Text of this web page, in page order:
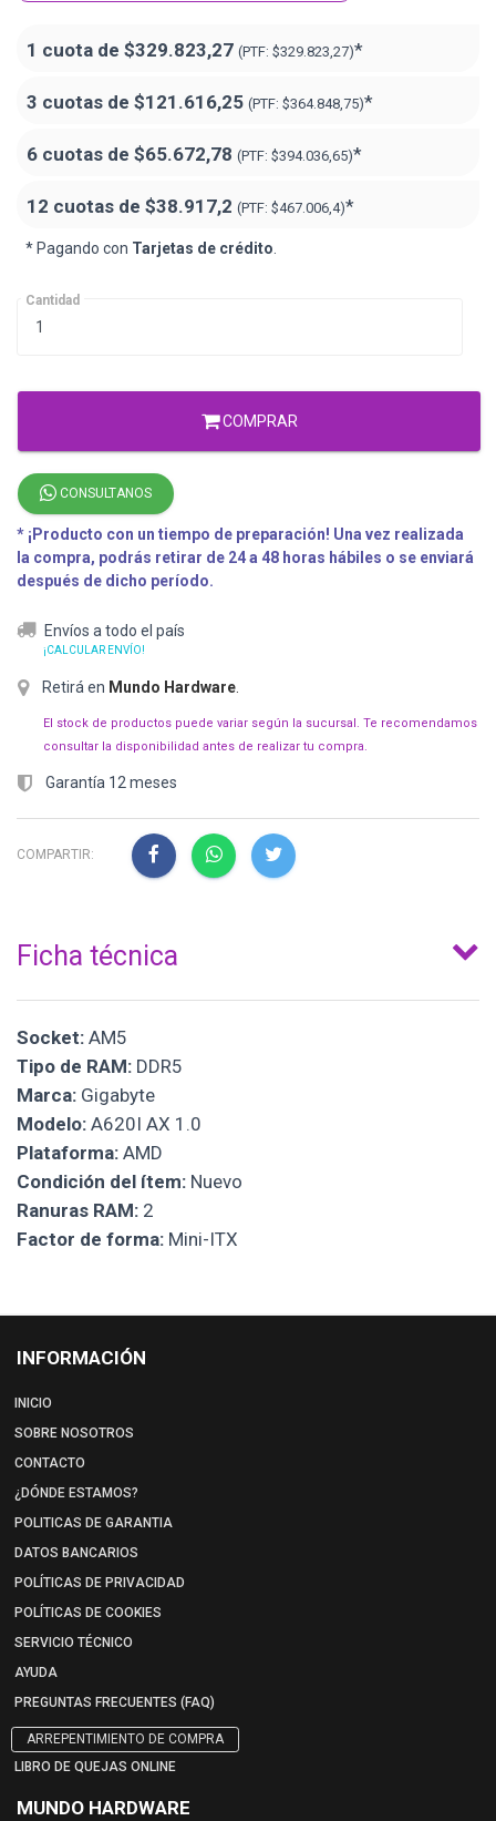
1 cuota de $329.823,27 (PTF: $329.823,27)*
3 cuotas de $121.616,25 (PTF: $364.848,75)*
6 cuotas de $65.672,78 (PTF: $394.036,65)*
12 cuotas de $38.917,2 (PTF: $467.006,4)*
* Pagando con Tarjetas de crédito
Cantidad
COMPRAR
CONSULTANOS
* ¡Producto con un tiempo de preparación! Una vez realizada
la compra, podrás retirar de 24 a 48 horas hábiles o se enviará
después de dicho período.
Envíos a todo el país
¡CALCULAR ENVÍO!
Retirá en Mundo Hardware
El stock de productos puede variar según la sucursal. Te recomendamos
consultar la disponibilidad antes de realizar tu compra.
Garantía 12 meses
COMPARTIR:
Ficha técnica
Socket: AM5
Tipo de RAM: DDR5
Marca: Gigabyte
Modelo: A620I AX 1.0
Plataforma: AMD
Condición del ítem: Nuevo
Ranuras RAM: 2
Factor de forma: Mini-ITX
INFORMACIÓN
INICIO
SOBRE NOSOTROS
CONTACTO
¿DÓNDE ESTAMOS?
POLITICAS DE GARANTIA
DATOS BANCARIOS
POLÍTICAS DE PRIVACIDAD
POLÍTICAS DE COOKIES
SERVICIO TÉCNICO
AYUDA
PREGUNTAS FRECUENTES (FAQ)
ARREPENTIMIENTO DE COMPRA
LIBRO DE QUEJAS ONLINE
MUNDO HARDWARE